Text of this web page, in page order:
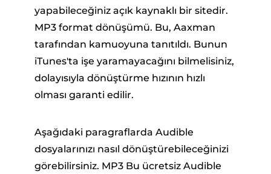
yapabileceğiniz açık kaynaklı bir sitedir.
MP3 format dönüşümü. Bu, Aaxman
tarafından kamuoyuna tanıtıldı. Bunun
iTunes'ta işe yaramayacağını bilmelisiniz,
dolayısıyla dönüştürme hızının hızlı
olması garanti edilir.
Aşağıdaki paragraflarda Audible
dosyalarınızı nasıl dönüştürebileceğinizi
görebilirsiniz. MP3 Bu ücretsiz Audible